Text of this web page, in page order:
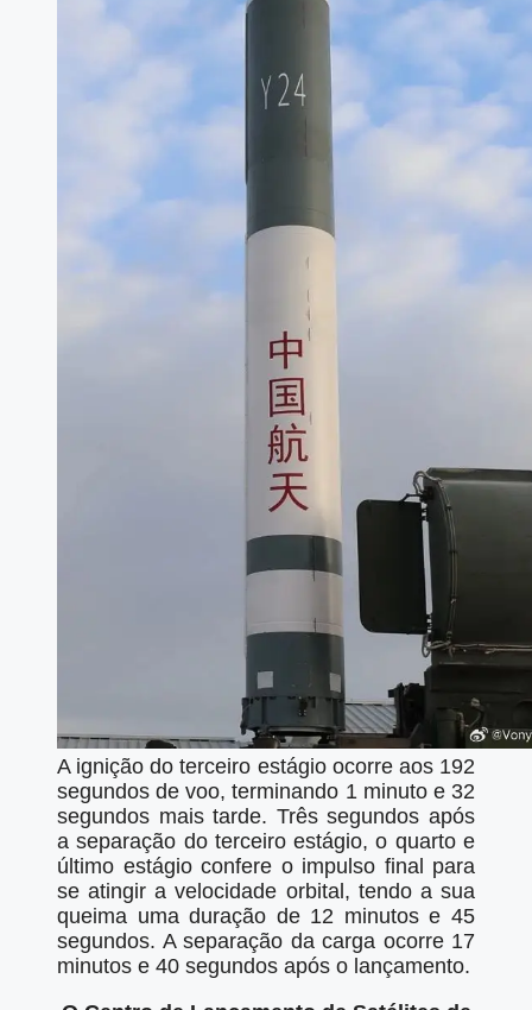
A ignição do terceiro estágio ocorre aos 192
segundos de voo, terminando 1 minuto e 32
segundos mais tarde. Três segundos após
a separação do terceiro estágio, o quarto e
último estágio confere o impulso final para
se atingir a velocidade orbital, tendo a sua
queima uma duração de 12 minutos e 45
segundos. A separação da carga ocorre 17
minutos e 40 segundos após o lançamento.